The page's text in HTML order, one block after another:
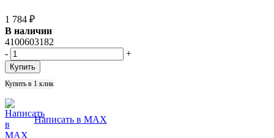
1 784 ₽
В наличии
4100603182
-
+
Купить в 1 клик
Написать в MAX